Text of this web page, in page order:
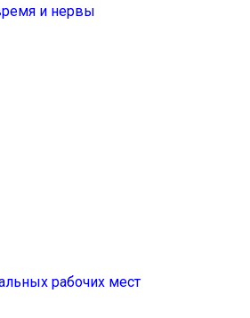
и нервы
рабочих мест